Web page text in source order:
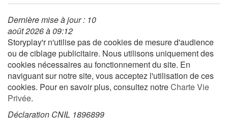
Dernière mise à jour : 10
août 2026 à 09:12
Storyplay'r n'utilise pas de cookies de mesure d'audience
ou de ciblage publicitaire. Nous utilisons uniquement des
cookies nécessaires au fonctionnement du site. En
naviguant sur notre site, vous acceptez l'utilisation de ces
cookies. Pour en savoir plus, consultez notreCharte Vie
Privée.
Déclaration CNIL 1896899